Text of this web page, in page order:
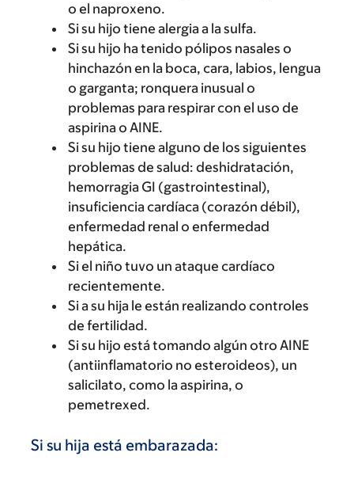
o el naproxeno.
Si su hijo tiene alergia a la sulfa.
Si su hijo ha tenido pólipos nasales o
hinchazón en la boca, cara, labios, lengua
o garganta; ronquera inusual o
problemas para respirar con el uso de
aspirina o AINE.
Si su hijo tiene alguno de los siguientes
problemas de salud: deshidratación,
hemorragia GI (gastrointestinal),
insuficiencia cardíaca (corazón débil),
enfermedad renal o enfermedad
hepática.
Si el niño tuvo un ataque cardíaco
recientemente.
Si a su hija le están realizando controles
de fertilidad.
Si su hijo está tomando algún otro AINE
(antiinflamatorio no esteroideos), un
salicilato, como la aspirina, o
pemetrexed.
Si su hija está embarazada: